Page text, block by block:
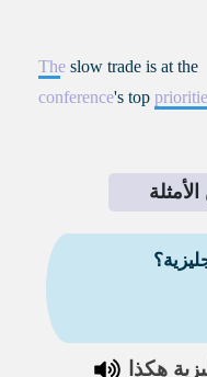
The slow trade is at the
conference's top
هكذا